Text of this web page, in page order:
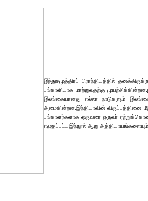
இந்துசமுத்திரப் பிராந்தியத்தில்
பங்காளியாக மாற்றுவதற்கு
இலங்கையானது எல்லா நாடுகளும்
அமைகின்றன.இந்தியாவின் விருப்பத்தினை
பங்காளர்களாக ஒருவரை ஒருவர்
எழுதப்பட்ட இந்நூல் ஆறு அத்தியாயங்களையும்